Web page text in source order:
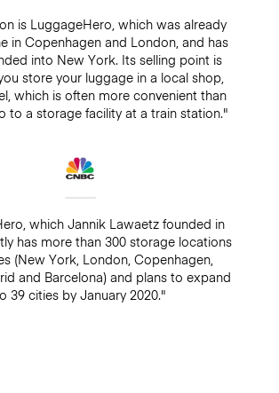
is LuggageHero, which was already
in Copenhagen and London, and has
into New York. Its selling point is
store your luggage in a local shop,
which is often more convenient than
to a storage facility at a train station."
which Jannik Lawaetz founded in
has more than 300 storage locations
(New York, London, Copenhagen,
and Barcelona) and plans to expand
39 cities by January 2020."